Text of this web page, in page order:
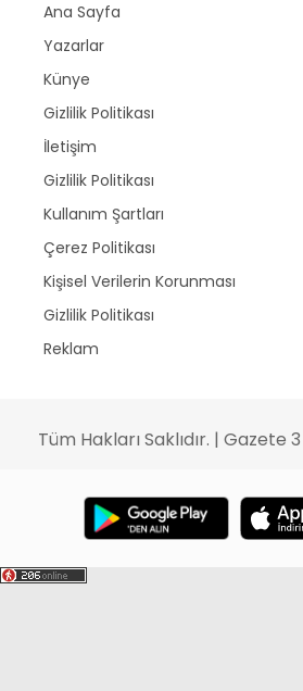
Ana Sayfa
Yazarlar
Künye
Gizlilik Politikası
İletişim
Gizlilik Politikası
Kullanım Şartları
Çerez Politikası
Kişisel Verilerin Korunması
Gizlilik Politikası
Reklam
Tüm Hakları Saklıdır. | Gazete 3